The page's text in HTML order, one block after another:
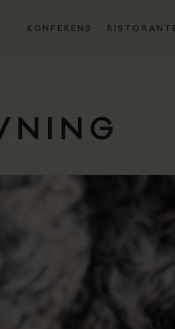
KONFERENS